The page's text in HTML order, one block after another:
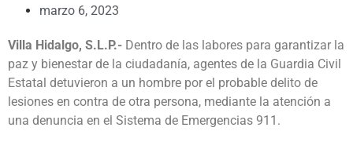
marzo 6, 2023
Villa Hidalgo, S.L.P.- Dentro de las labores para garantizar la
paz y bienestar de la ciudadanía, agentes de la Guardia Civil
Estatal detuvieron a un hombre por el probable delito de
lesiones en contra de otra persona, mediante la atención a
una denuncia en el Sistema de Emergencias 911.